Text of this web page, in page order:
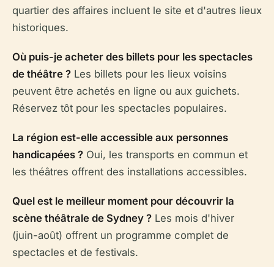
quartier des affaires incluent le site et d'autres lieux
historiques.
Où puis-je acheter des billets pour les spectacles
de théâtre ? Les billets pour les lieux voisins
peuvent être achetés en ligne ou aux guichets.
Réservez tôt pour les spectacles populaires.
La région est-elle accessible aux personnes
handicapées ? Oui, les transports en commun et
les théâtres offrent des installations accessibles.
Quel est le meilleur moment pour découvrir la
scène théâtrale de Sydney ? Les mois d'hiver
(juin-août) offrent un programme complet de
spectacles et de festivals.